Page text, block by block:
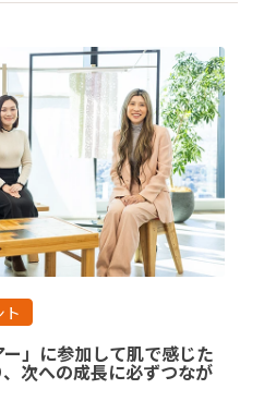
ー」に参加して肌で感じた
次への成長に必ずつなが